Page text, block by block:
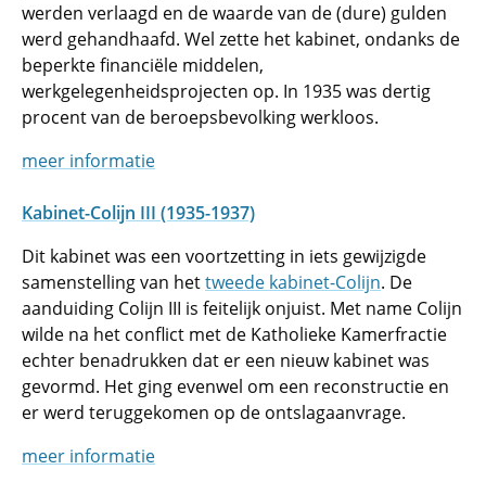
werden verlaagd en de waarde van de (dure) gulden
werd gehandhaafd. Wel zette het kabinet, ondanks de
beperkte financiële middelen,
werkgelegenheidsprojecten op. In 1935 was dertig
procent van de beroepsbevolking werkloos.
meer informatie
Kabinet-Colijn III (1935-1937)
Dit kabinet was een voortzetting in iets gewijzigde
samenstelling van hettweede kabinet-Colijn. De
aanduiding Colijn III is feitelijk onjuist. Met name Colijn
wilde na het conflict met de Katholieke Kamerfractie
echter benadrukken dat er een nieuw kabinet was
gevormd. Het ging evenwel om een reconstructie en
er werd teruggekomen op de ontslagaanvrage.
meer informatie